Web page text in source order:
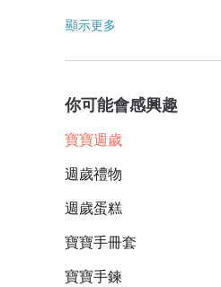
顯示更多
你可能會感興趣
寶寶週歲
週歲禮物
週歲蛋糕
寶寶手冊套
寶寶手鍊